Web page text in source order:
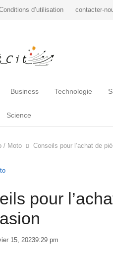
d’utilisation contacter-
Business Technologie
Science
/ Moto Conseils pour l’achat de
pour
15, 20239:29 pm